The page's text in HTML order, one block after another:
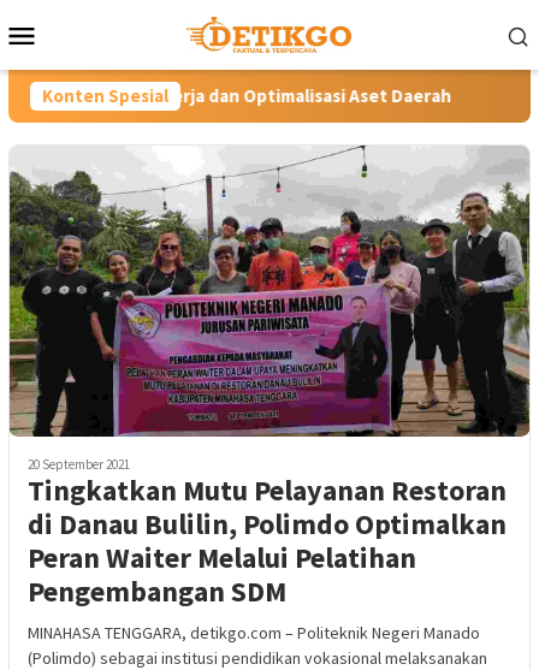
ke
Mobile
Konten Spesial
dan Optimalisasi Aset Daerah Minahasa Siaga
20 September 2021
Tingkatkan Mutu Pelayanan Restoran
di Danau Bulilin, Polimdo Optimalkan
Peran Waiter Melalui Pelatihan
Pengembangan SDM
MINAHASA TENGGARA, detikgo.com – Politeknik Negeri Manado
(Polimdo) sebagai institusi pendidikan vokasional melaksanakan